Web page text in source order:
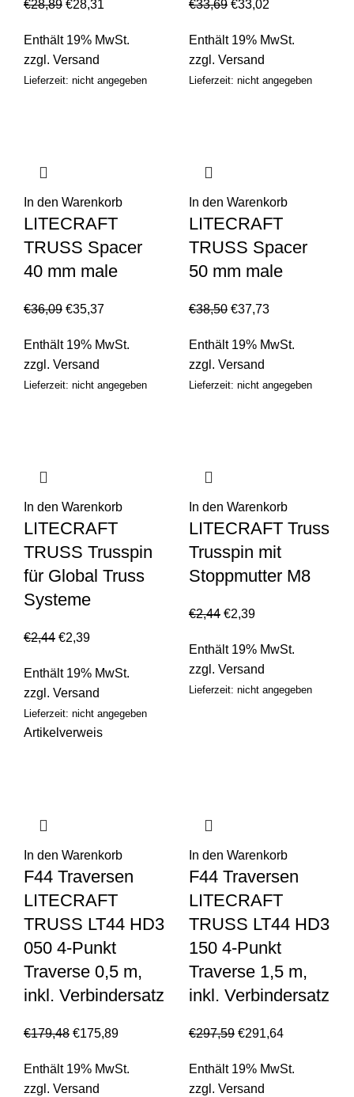
€28,89 €28,31
Enthält 19% MwSt.
zzgl. Versand
Lieferzeit: nicht angegeben
€33,69 €33,02
Enthält 19% MwSt.
zzgl. Versand
Lieferzeit: nicht angegeben
In den Warenkorb
LITECRAFT
TRUSS Spacer
40 mm male
€36,09 €35,37
Enthält 19% MwSt.
zzgl. Versand
Lieferzeit: nicht angegeben
In den Warenkorb
LITECRAFT
TRUSS Spacer
50 mm male
€38,50 €37,73
Enthält 19% MwSt.
zzgl. Versand
Lieferzeit: nicht angegeben
In den Warenkorb
LITECRAFT
TRUSS Trusspin
für Global Truss
Systeme
€2,44 €2,39
Enthält 19% MwSt.
zzgl. Versand
Lieferzeit: nicht angegeben
In den Warenkorb
LITECRAFT Truss
Trusspin mit
Stoppmutter M8
€2,44 €2,39
Enthält 19% MwSt.
zzgl. Versand
Lieferzeit: nicht angegeben
Artikelverweis
In den Warenkorb
F44 Traversen
LITECRAFT
TRUSS LT44 HD3
050 4-Punkt
Traverse 0,5 m,
inkl. Verbindersatz
€179,48 €175,89
Enthält 19% MwSt.
zzgl. Versand
In den Warenkorb
F44 Traversen
LITECRAFT
TRUSS LT44 HD3
150 4-Punkt
Traverse 1,5 m,
inkl. Verbindersatz
€297,59 €291,64
Enthält 19% MwSt.
zzgl. Versand